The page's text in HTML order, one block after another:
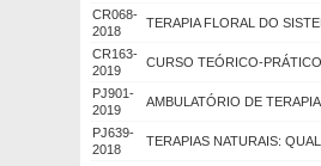
CR068-
2018
TERAPIA FLORAL DO
CR163-
2019
CURSO TEÓRICO-
PJ901-
2019
AMBULATÓRIO DE
PJ639-
2018
TERAPIAS NATURAIS: